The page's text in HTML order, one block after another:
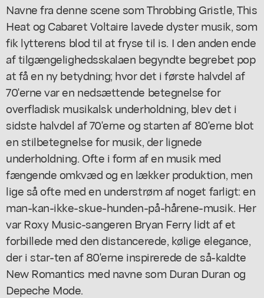
Navne fra denne scene som Throbbing Gristle, This
Heat og Cabaret Voltaire lavede dyster musik, som
fik lytterens blod til at fryse til is. I den anden ende
af tilgængelighedsskalaen begyndte begrebet pop
at få en ny betydning; hvor det i første halvdel af
70'erne var en nedsættende betegnelse for
overfladisk musikalsk underholdning, blev det i
sidste halvdel af 70'erne og starten af 80'erne blot
en stilbetegnelse for musik, der lignede
underholdning. Ofte i form af en musik med
fængende omkvæd og en lækker produktion, men
lige så ofte med en understrøm af noget farligt: en
man-kan-ikke-skue-hunden-på-hårene-musik. Her
var Roxy Music-sangeren Bryan Ferry lidt af et
forbillede med den distancerede, kølige elegance,
der i star-ten af 80'erne inspirerede de så-kaldte
New Romantics med navne som Duran Duran og
Depeche Mode.